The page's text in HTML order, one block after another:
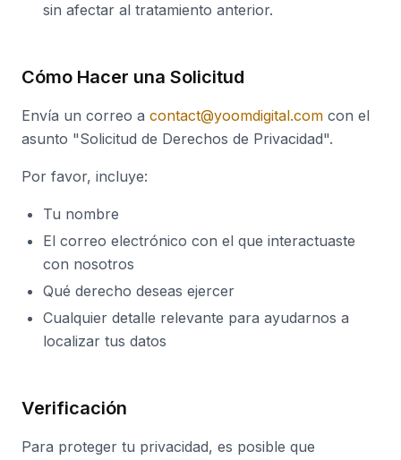
sin afectar al tratamiento anterior.
Cómo Hacer una Solicitud
Envía un correo a contact@yoomdigital.com con el
asunto "Solicitud de Derechos de Privacidad".
Por favor, incluye:
Tu nombre
El correo electrónico con el que interactuaste
con nosotros
Qué derecho deseas ejercer
Cualquier detalle relevante para ayudarnos a
localizar tus datos
Verificación
Para proteger tu privacidad, es posible que